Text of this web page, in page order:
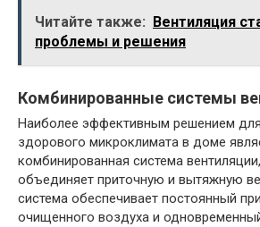
Читайте также: Вентиляция
проблемы и решения
Комбинированные системы
Наиболее эффективным решением
здорового микроклимата в доме
комбинированная система
объединяет приточную и вытяжную
система обеспечивает постоянный
очищенного воздуха и